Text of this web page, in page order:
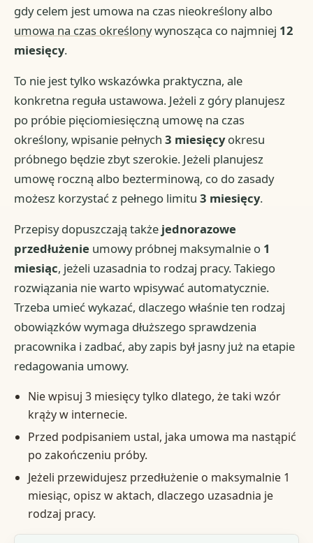
gdy celem jest umowa na czas nieokreślony albo
umowa na czas określonywynosząca co najmniej 12
miesięcy.
To nie jest tylko wskazówka praktyczna, ale
konkretna reguła ustawowa. Jeżeli z góry planujesz
po próbie pięciomiesięczną umowę na czas
określony, wpisanie pełnych3 miesięcyokresu
próbnego będzie zbyt szerokie. Jeżeli planujesz
umowę roczną albo bezterminową, co do zasady
możesz korzystać z pełnego limitu3 miesięcy.
Przepisy dopuszczają także jednorazowe
przedłużenie umowy próbnej maksymalnie o 1
miesiąc, jeżeli uzasadnia to rodzaj pracy. Takiego
rozwiązania nie warto wpisywać automatycznie.
Trzeba umieć wykazać, dlaczego właśnie ten rodzaj
obowiązków wymaga dłuższego sprawdzenia
pracownika i zadbać, aby zapis był jasny już na etapie
redagowania umowy.
Nie wpisuj 3 miesięcy tylko dlatego, że taki wzór
krąży w internecie.
Przed podpisaniem ustal, jaka umowa ma nastąpić
po zakończeniu próby.
Jeżeli przewidujesz przedłużenie o maksymalnie 1
miesiąc, opisz w aktach, dlaczego uzasadnia je
rodzaj pracy.